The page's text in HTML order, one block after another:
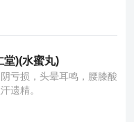
堂)(水蜜丸)
亏损，头晕耳鸣，腰膝酸
遗精。